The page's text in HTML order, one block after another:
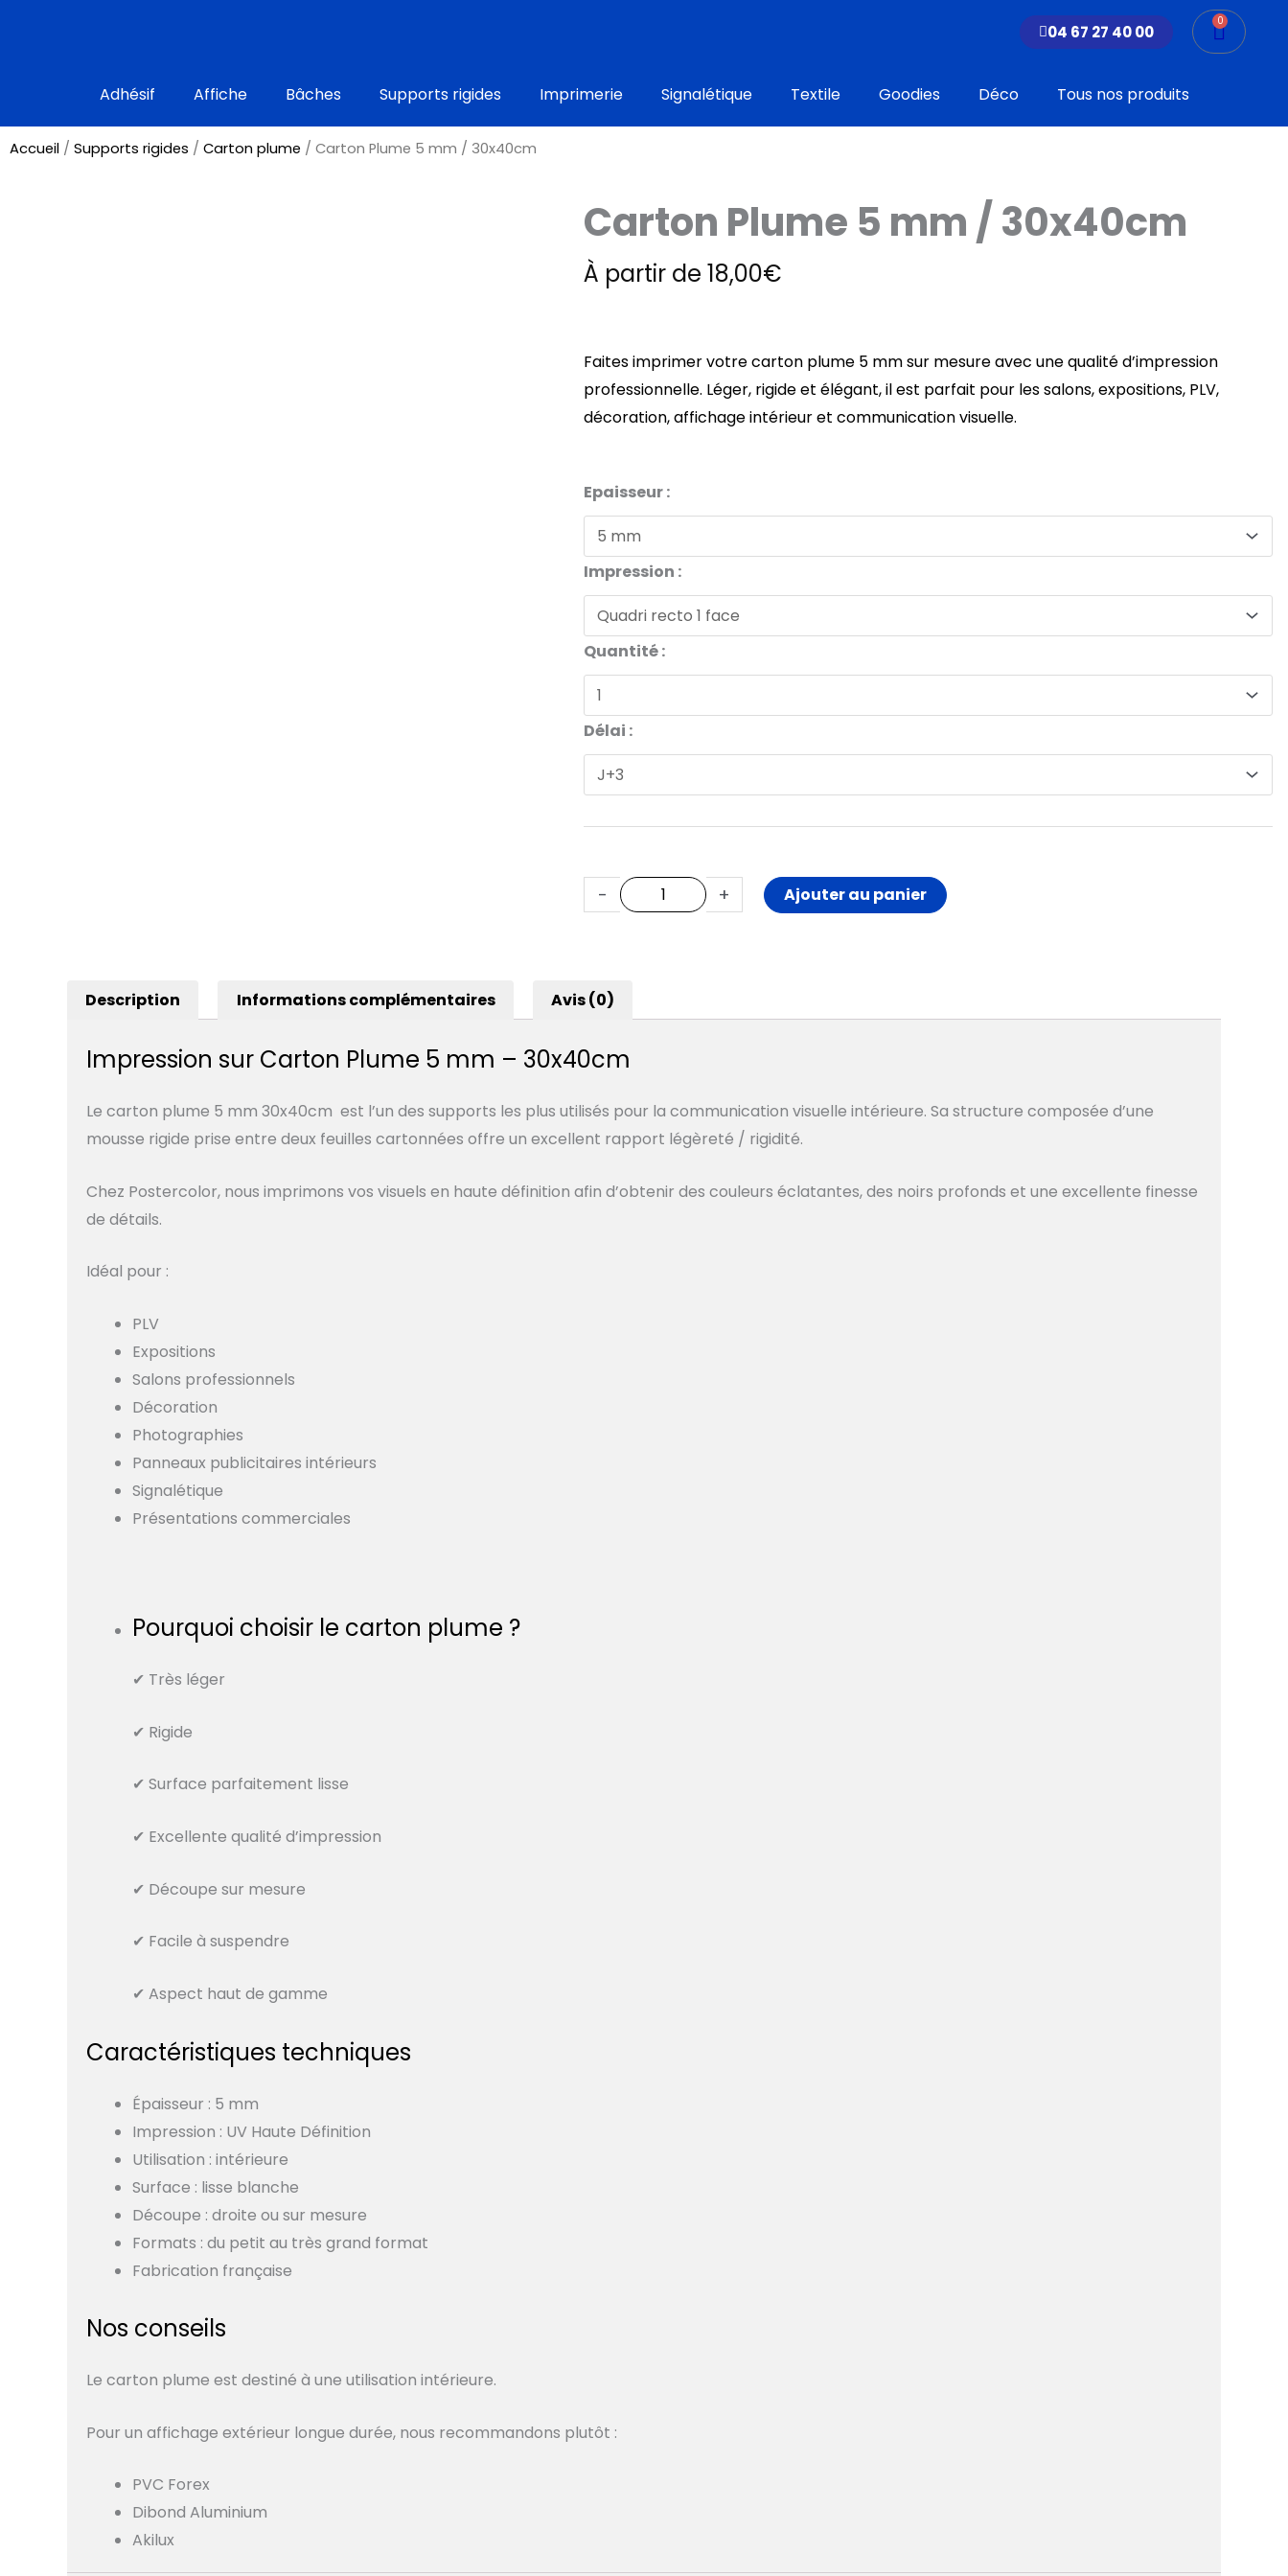
04 67 27 40 00
0
Panier
Adhésif Affiche Bâches Supports rigides Imprimerie Signalétique Textile Goodies Déco Tous nos produits
Accueil / Supports rigides / Carton plume / Carton Plume 5 mm / 30x40cm
Carton Plume 5 mm / 30x40cm
À partir de18,00€
Faites imprimer votre carton plume 5 mm sur mesure avec une qualité d’impression
professionnelle. Léger, rigide et élégant, il est parfait pour les salons, expositions, PLV,
décoration, affichage intérieur et communication visuelle.
Epaisseur :
Impression :
Quantité :
Délai :
-
quantité
de
Carton
Plume
5
mm
/
30x40cm
+ Ajouter au panier
Description Informations complémentaires Avis (0)
Impression sur Carton Plume 5 mm – 30x40cm
Le carton plume 5 mm 30x40cm est l’un des supports les plus utilisés pour la communication visuelle intérieure. Sa structure composée d’une
mousse rigide prise entre deux feuilles cartonnées offre un excellent rapport légèreté / rigidité.
Chez Postercolor, nous imprimons vos visuels en haute définition afin d’obtenir des couleurs éclatantes, des noirs profonds et une excellente finesse
de détails.
Idéal pour :
PLV
Expositions
Salons professionnels
Décoration
Photographies
Panneaux publicitaires intérieurs
Signalétique
Présentations commerciales
Pourquoi choisir le carton plume ?
✔ Très léger
✔ Rigide
✔ Surface parfaitement lisse
✔ Excellente qualité d’impression
✔ Découpe sur mesure
✔ Facile à suspendre
✔ Aspect haut de gamme
Caractéristiques techniques
Épaisseur : 5 mm
Impression : UV Haute Définition
Utilisation : intérieure
Surface : lisse blanche
Découpe : droite ou sur mesure
Formats : du petit au très grand format
Fabrication française
Nos conseils
Le carton plume est destiné à une utilisation intérieure.
Pour un affichage extérieur longue durée, nous recommandons plutôt :
PVC Forex
Dibond Aluminium
Akilux